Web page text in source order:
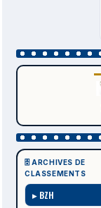
🗄️ ARCHIVES DE
CLASSEMENTS
BZH